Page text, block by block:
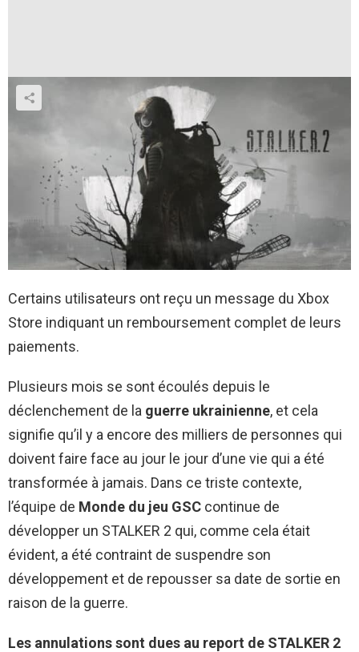
Certains utilisateurs ont reçu un message du Xbox
Store indiquant un remboursement complet de leurs
paiements.
Plusieurs mois se sont écoulés depuis le
déclenchement de la guerre ukrainienne, et cela
signifie qu’il y a encore des milliers de personnes qui
doivent faire face au jour le jour d’une vie qui a été
transformée à jamais. Dans ce triste contexte,
l’équipe de Monde du jeu GSC continue de
développer un STALKER 2 qui, comme cela était
évident, a été contraint de suspendre son
développement et de repousser sa date de sortie en
raison de la guerre.
Les annulations sont dues au report de STALKER 2